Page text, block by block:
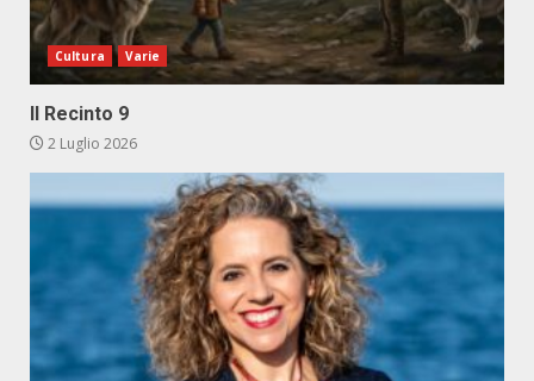
Cultura Varie
Il Recinto 9
2 Luglio 2026